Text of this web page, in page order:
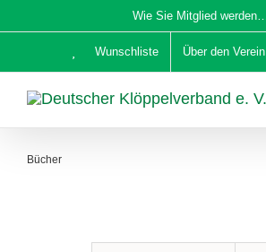
Inhalt
Wie Sie Mitglied werden…
Wunschliste Über den Verein
Bücher